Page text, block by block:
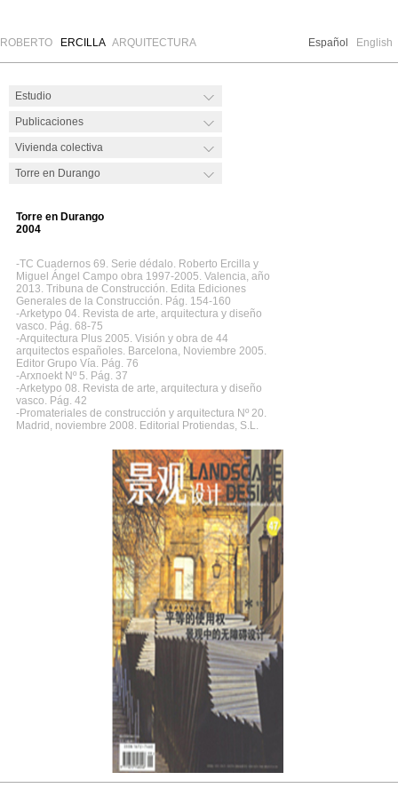
ROBERTO ERCILLAARQUITECTURA Español English
Torre en Durango
2004
-TC Cuadernos 69. Serie dédalo. Roberto Ercilla y
Miguel Ángel Campo obra 1997-2005. Valencia, año
2013. Tribuna de Construcción. Edita Ediciones
Generales de la Construcción. Pág. 154-160
-Arketypo 04. Revista de arte, arquitectura y diseño
vasco. Pág. 68-75
-Arquitectura Plus 2005. Visión y obra de 44
arquitectos españoles. Barcelona, Noviembre 2005.
Editor Grupo Vía. Pág. 76
-Arxпoekt Nº 5. Pág. 37
-Arketypo 08. Revista de arte, arquitectura y diseño
vasco. Pág. 42
-Promateriales de construcción y arquitectura Nº 20.
Madrid, noviembre 2008. Editorial Protiendas, S.L.